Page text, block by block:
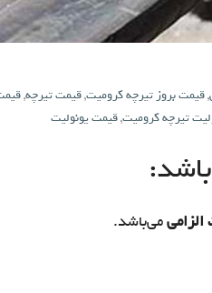
,قیمت بروز تیرچه کرومیت,قیمت تیرچه,
تیرچه کرومیت,قیمت یونولیت
می‌باشد.